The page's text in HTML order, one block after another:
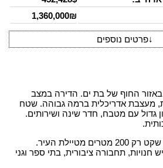
1,360,000₪
↓פרטים נוספים
באזור החוף של בת ים. הדירה במצב
מעצבת אדריכלית ברמה גבוהה. שטח
סלון גדול עם מטבח, חדר שינה ושירותים.
הדירה ממוקמת ברחוב שקט רק 200 מטרים מטיילת העיר.
תחבורה ציבורית, בתי ספר וגני